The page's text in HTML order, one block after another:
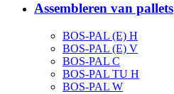
Assembleren van pallets
BOS-PAL (E) H
BOS-PAL (E) V
BOS-PAL C
BOS-PAL TU H
BOS-PAL W